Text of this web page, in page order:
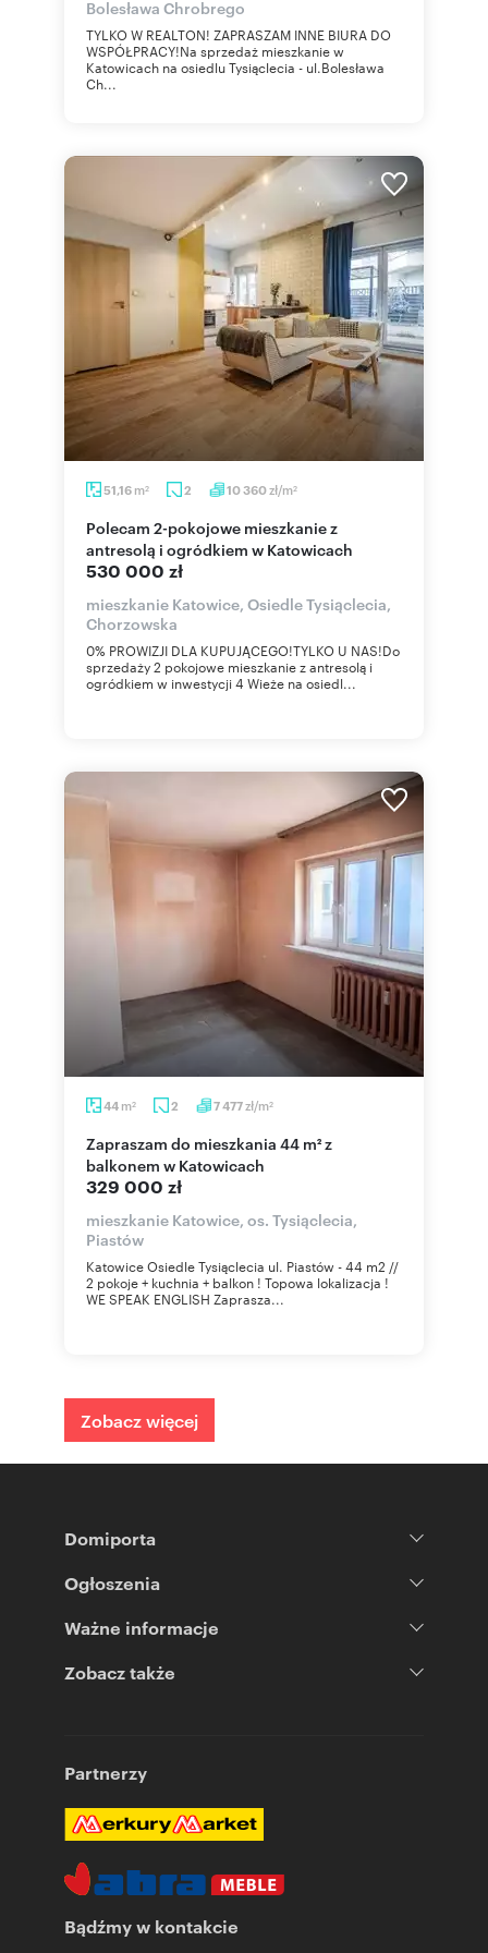
Bolesława Chrobrego
TYLKO W REALTON! ZAPRASZAM INNE BIURA DO
WSPÓŁPRACY!Na sprzedaż mieszkanie w
Katowicach na osiedlu Tysiąclecia - ul.Bolesława
Ch...
51,16 m2 2 10 360zł/m2
Polecam 2-pokojowe mieszkanie z
antresolą i ogródkiem w Katowicach
530 000 zł
mieszkanie Katowice, Osiedle Tysiąclecia,
Chorzowska
0% PROWIZJI DLA KUPUJĄCEGO!TYLKO U NAS!Do
sprzedaży 2 pokojowe mieszkanie z antresolą i
ogródkiem w inwestycji 4 Wieże na osiedl...
44 m2 2 7 477zł/m2
Zapraszam do mieszkania 44 m² z
balkonem w Katowicach
329 000 zł
mieszkanie Katowice, os. Tysiąclecia,
Piastów
Katowice Osiedle Tysiąclecia ul. Piastów - 44 m2 //
2 pokoje + kuchnia + balkon ! Topowa lokalizacja !
WE SPEAK ENGLISH Zaprasza...
Zobacz więcej
Domiporta
Ogłoszenia
Ważne informacje
Zobacz także
Partnerzy
Bądźmy w kontakcie